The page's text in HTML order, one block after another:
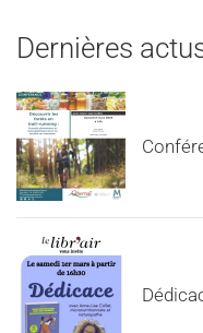
Dernières